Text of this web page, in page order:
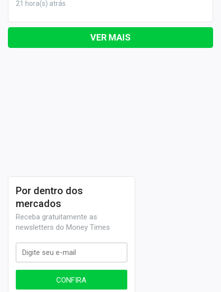
21 hora(s) atrás
VER MAIS
Por dentro dos
mercados
Receba gratuitamente as
newsletters do Money Times